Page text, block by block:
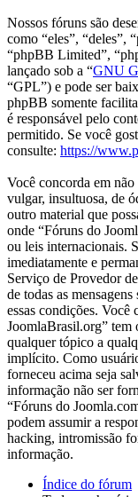
Nossos fóruns são
como “eles”, “deles”,
“phpBB Limited”,
lançado sob a “GNU
“GPL”) e pode ser
phpBB somente
é responsável pelo
permitido. Se você
consulte: https://
Você concorda em
vulgar, insultuosa, de
outro material que
onde “Fóruns do
ou leis internacionais.
imediatamente e
Serviço de Provedor
de todas as
essas condições.
JoomlaBrasil.org” tem
qualquer tópico a
implícito. Como
forneceu acima seja
informação não ser
“Fóruns do
podem assumir a
hacking, intromissão
informação.
Índice do fórum